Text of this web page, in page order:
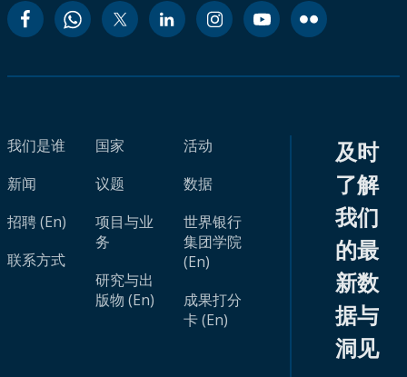
我们是谁
新闻
招聘 (En)
联系方式
国家
议题
项目与业
务
研究与出
版物 (En)
活动
数据
世界银行
集团学院
(En)
成果打分
卡 (En)
及时
了解
我们
的最
新数
据与
洞见